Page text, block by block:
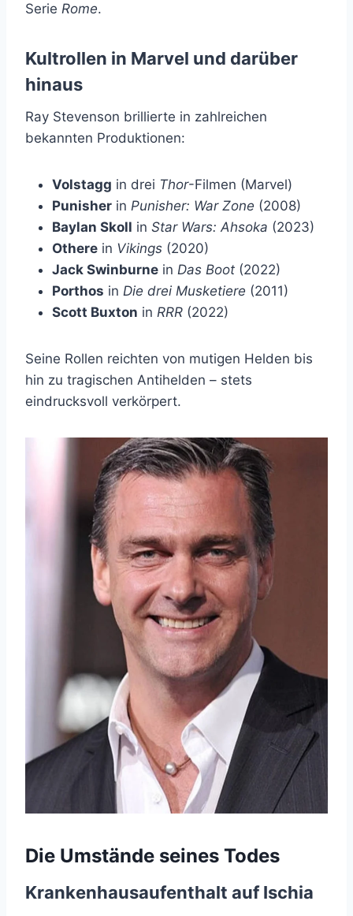
Serie Rome.
Kultrollen in Marvel und darüber
hinaus
Ray Stevenson brillierte in zahlreichen
bekannten Produktionen:
Volstagg in drei Thor-Filmen (Marvel)
Punisher in Punisher: War Zone (2008)
Baylan Skoll in Star Wars: Ahsoka (2023)
Othere in Vikings (2020)
Jack Swinburne in Das Boot (2022)
Porthos in Die drei Musketiere (2011)
Scott Buxton in RRR (2022)
Seine Rollen reichten von mutigen Helden bis
hin zu tragischen Antihelden – stets
eindrucksvoll verkörpert.
Die Umstände seines Todes
Krankenhausaufenthalt auf Ischia